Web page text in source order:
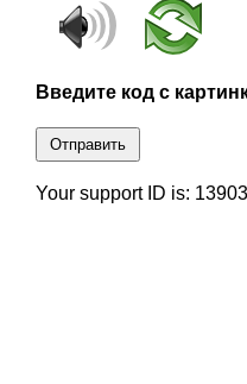
Введите код с
Отправить
Your support ID is: